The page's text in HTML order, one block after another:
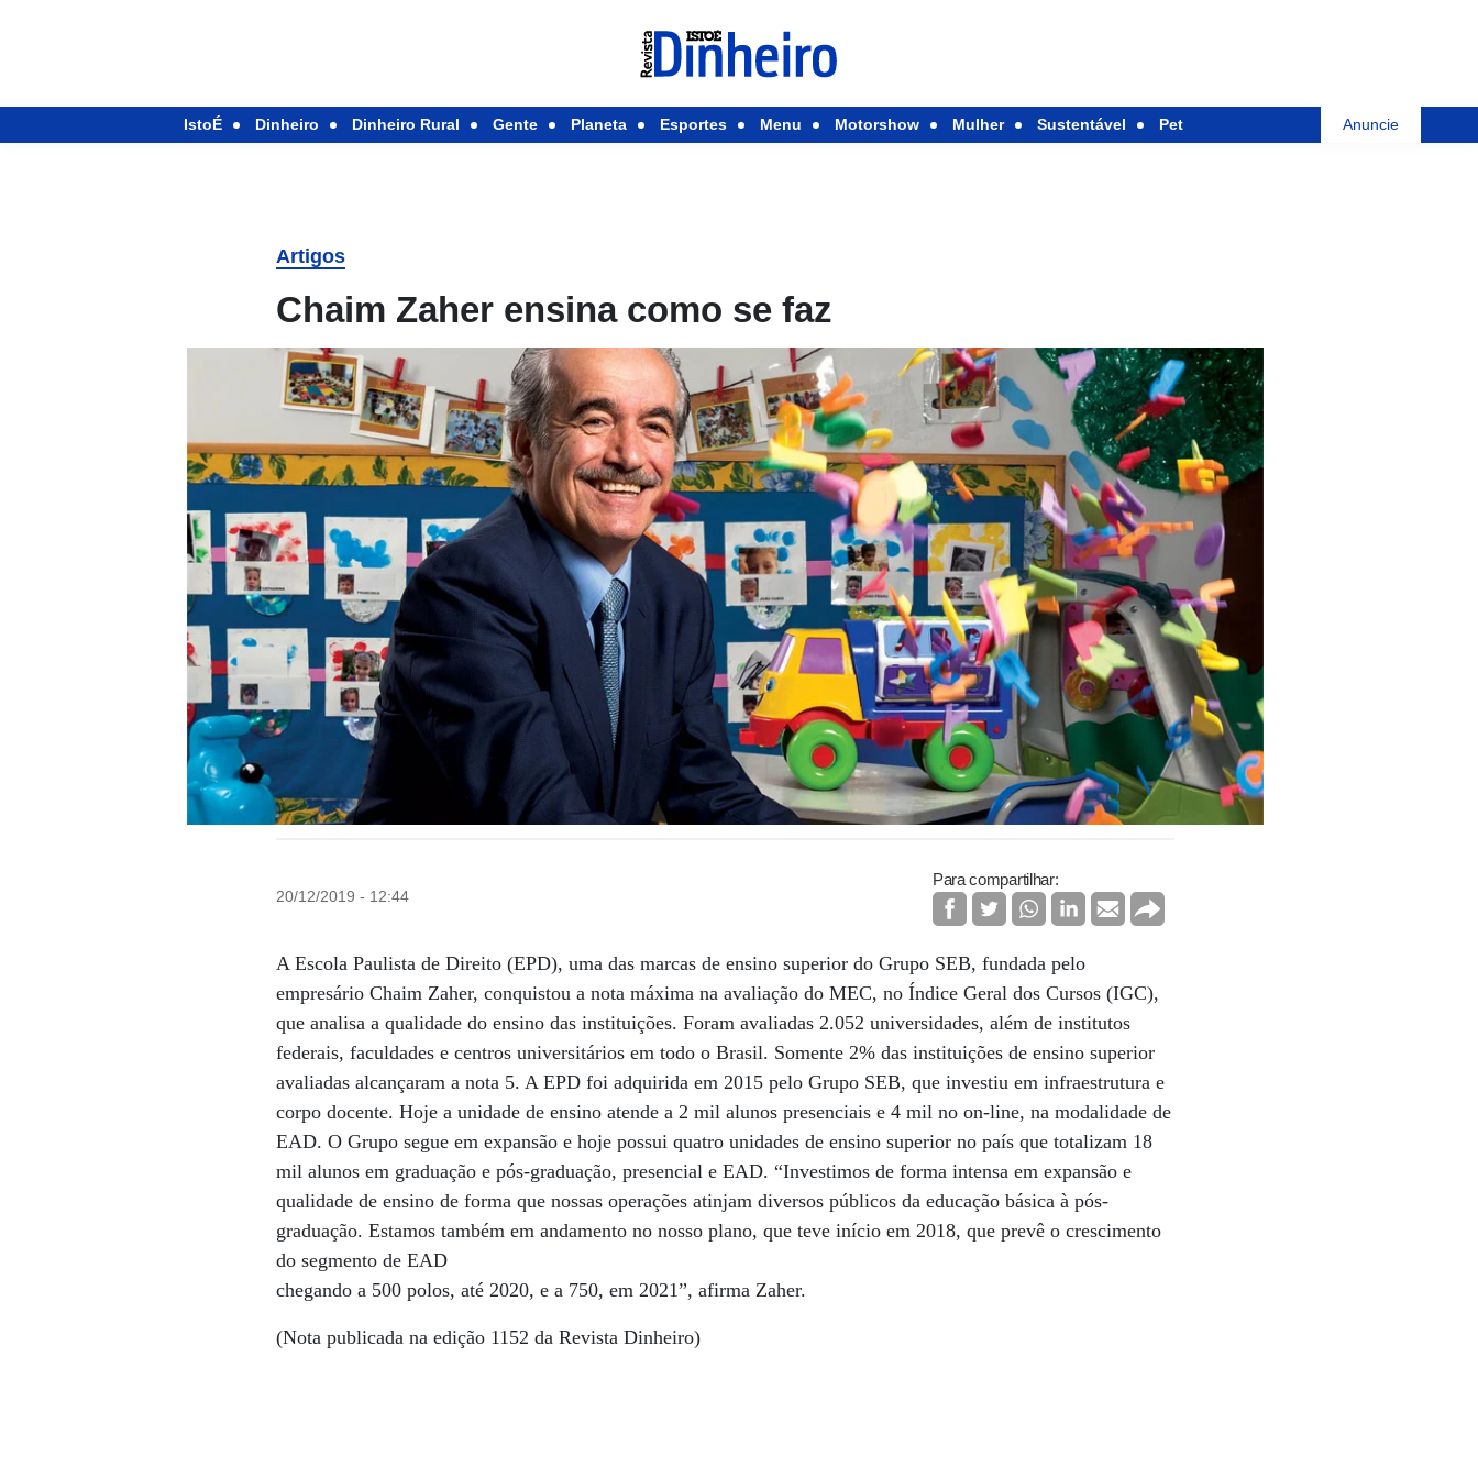
IstoÉ Dinheiro Dinheiro Rural Gente Planeta Esportes Menu Motorshow Mulher Sustentável Pet Anuncie
Artigos
Chaim Zaher ensina como se faz
20/12/2019 - 12:44
Para compartilhar:
A Escola Paulista de Direito (EPD), uma das marcas de ensino superior do Grupo SEB, fundada pelo
empresário Chaim Zaher, conquistou a nota máxima na avaliação do MEC, no Índice Geral dos Cursos (IGC),
que analisa a qualidade do ensino das instituições. Foram avaliadas 2.052 universidades, além de institutos
federais, faculdades e centros universitários em todo o Brasil. Somente 2% das instituições de ensino superior
avaliadas alcançaram a nota 5. A EPD foi adquirida em 2015 pelo Grupo SEB, que investiu em infraestrutura e
corpo docente. Hoje a unidade de ensino atende a 2 mil alunos presenciais e 4 mil no on-line, na modalidade de
EAD. O Grupo segue em expansão e hoje possui quatro unidades de ensino superior no país que totalizam 18
mil alunos em graduação e pós-graduação, presencial e EAD. “Investimos de forma intensa em expansão e
qualidade de ensino de forma que nossas operações atinjam diversos públicos da educação básica à pós-
graduação. Estamos também em andamento no nosso plano, que teve início em 2018, que prevê o crescimento
do segmento de EAD
chegando a 500 polos, até 2020, e a 750, em 2021”, afirma Zaher.
(Nota publicada na edição 1152 da Revista Dinheiro)